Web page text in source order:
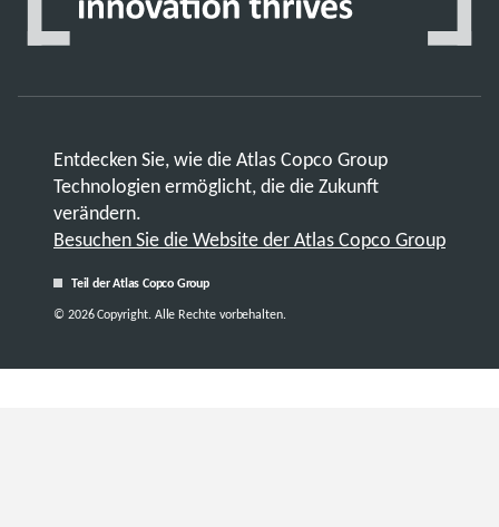
Entdecken Sie, wie die Atlas Copco Group
Technologien ermöglicht, die die Zukunft
verändern.
Besuchen Sie die Website der Atlas Copco Group
Teil der Atlas Copco Group
© 2026 Copyright. Alle Rechte vorbehalten.